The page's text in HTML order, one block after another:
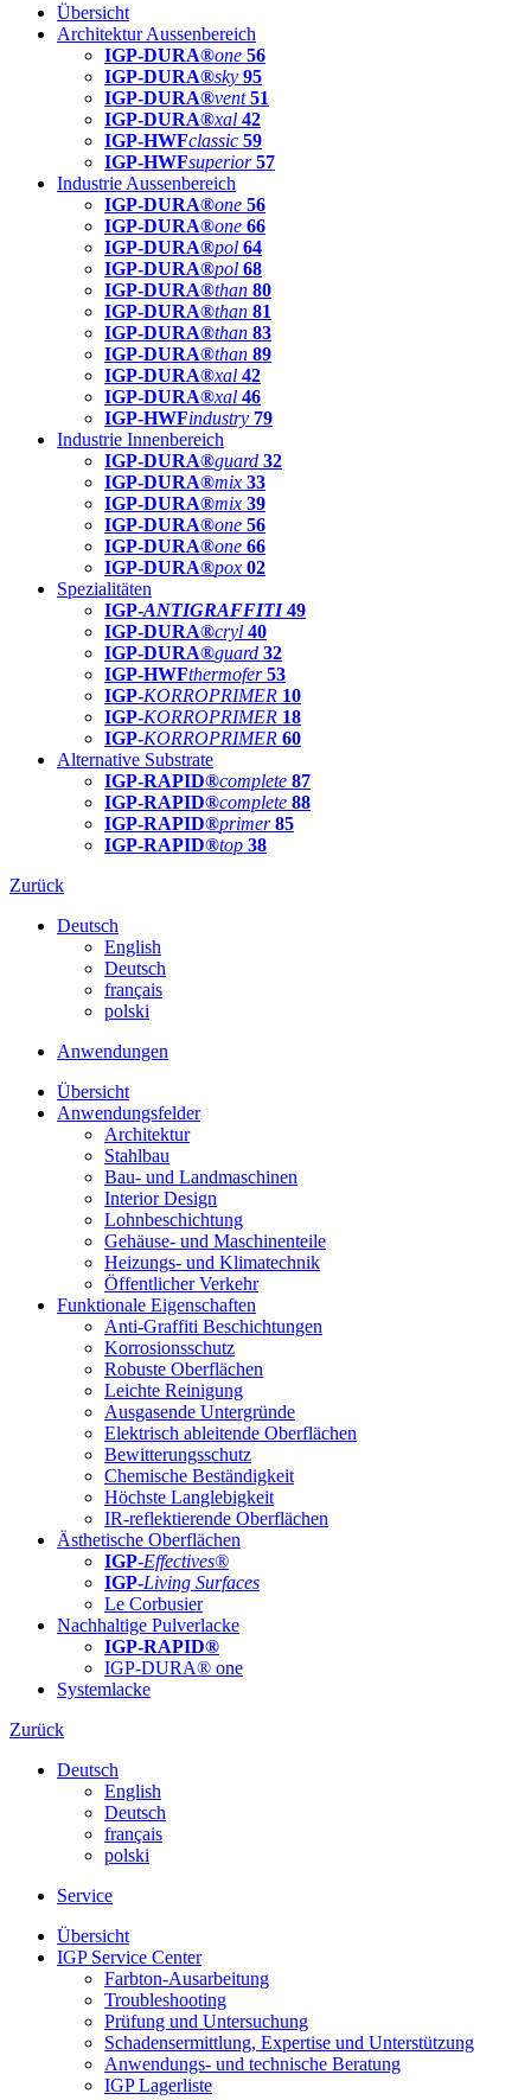
Übersicht
Architektur Aussenbereich
IGP-DURA®one 56
IGP-DURA®sky 95
IGP-DURA®vent 51
IGP-DURA®xal 42
IGP-HWFclassic 59
IGP-HWFsuperior 57
Industrie Aussenbereich
IGP-DURA®one 56
IGP-DURA®one 66
IGP-DURA®pol 64
IGP-DURA®pol 68
IGP-DURA®than 80
IGP-DURA®than 81
IGP-DURA®than 83
IGP-DURA®than 89
IGP-DURA®xal 42
IGP-DURA®xal 46
IGP-HWFindustry 79
Industrie Innenbereich
IGP-DURA®guard 32
IGP-DURA®mix 33
IGP-DURA®mix 39
IGP-DURA®one 56
IGP-DURA®one 66
IGP-DURA®pox 02
Spezialitäten
IGP-ANTIGRAFFITI49
IGP-DURA®cryl 40
IGP-DURA®guard 32
IGP-HWFthermofer 53
IGP-KORROPRIMER 10
IGP-KORROPRIMER 18
IGP-KORROPRIMER 60
Alternative Substrate
IGP-RAPID®complete 87
IGP-RAPID®complete 88
IGP-RAPID®primer 85
IGP-RAPID®top 38
Zurück
Deutsch
English
Deutsch
français
polski
Anwendungen
Übersicht
Anwendungsfelder
Architektur
Stahlbau
Bau- und Landmaschinen
Interior Design
Lohnbeschichtung
Gehäuse- und Maschinenteile
Heizungs- und Klimatechnik
Öffentlicher Verkehr
Funktionale Eigenschaften
Anti-Graffiti Beschichtungen
Korrosionsschutz
Robuste Oberflächen
Leichte Reinigung
Ausgasende Untergründe
Elektrisch ableitende Oberflächen
Bewitterungsschutz
Chemische Beständigkeit
Höchste Langlebigkeit
IR-reflektierende Oberflächen
Ästhetische Oberflächen
IGP-Effectives®
IGP-Living Surfaces
Le Corbusier
Nachhaltige Pulverlacke
IGP-RAPID®
IGP-DURA® one
Systemlacke
Zurück
Deutsch
English
Deutsch
français
polski
Service
Übersicht
IGP Service Center
Farbton-Ausarbeitung
Troubleshooting
Prüfung und Untersuchung
Schadensermittlung, Expertise und Unterstützung
Anwendungs- und technische Beratung
IGP Lagerliste